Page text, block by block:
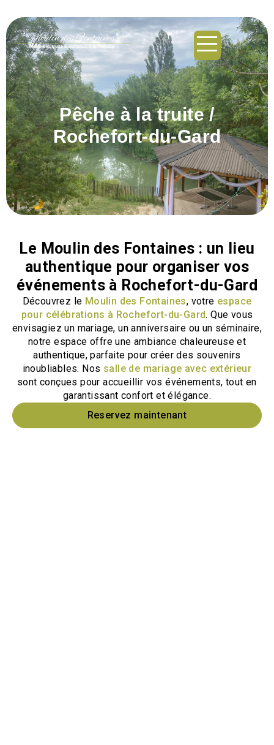
Pêche à la truite /
Rochefort-du-Gard
Le Moulin des Fontaines : un lieu
authentique pour organiser vos
événements à Rochefort-du-Gard
Découvrez le Moulin des Fontaines, votre espace
pour célébrations à Rochefort-du-Gard. Que vous
envisagiez un mariage, un anniversaire ou un séminaire,
notre espace offre une ambiance chaleureuse et
authentique, parfaite pour créer des souvenirs
inoubliables. Nos salle de mariage avec extérieur
sont conçues pour accueillir vos événements, tout en
garantissant confort et élégance.
Reservez maintenant